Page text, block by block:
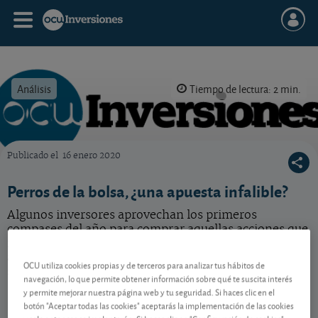
Análisis Tiempo de lectura: 2 min.
Publicado el 16 enero 2020
Perros de la bolsa, ¿una apuesta infalible?
Algunos inversores aprovechan los primeros
compases del año para comprar aquellas acciones que
siguiente. ¿Hacen bien?
OCU utiliza cookies propias y de terceros para analizar tus hábitos de
navegación, lo que permite obtener información sobre qué te suscita interés
y permite mejorar nuestra página web y tu seguridad. Si haces clic en el
botón "Aceptar todas las cookies" aceptarás la implementación de las cookies